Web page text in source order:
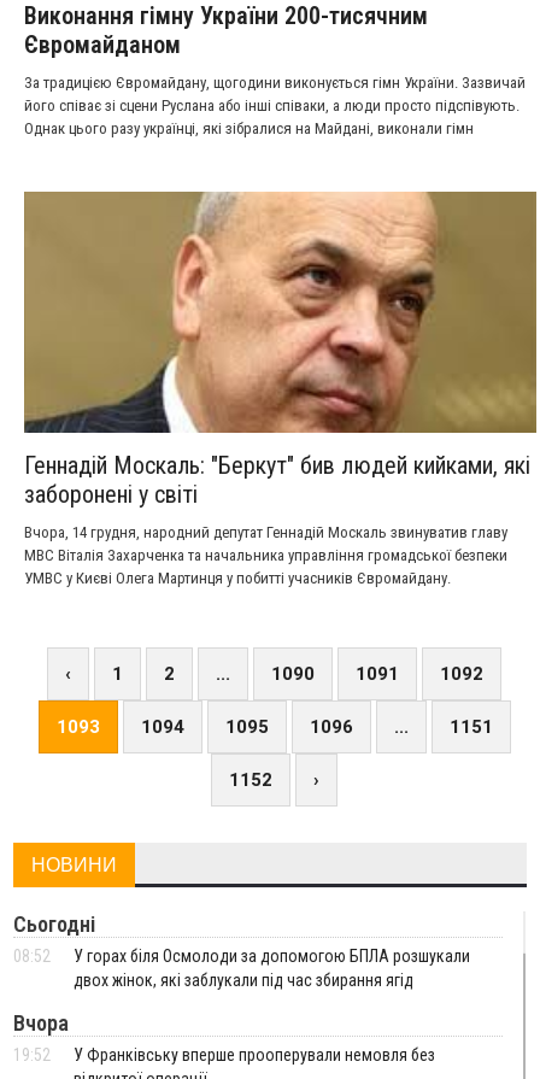
Виконання гімну України 200-тисячним
Євромайданом
За традицією Євромайдану, щогодини виконується гімн України. Зазвичай
його співає зі сцени Руслана або інші співаки, а люди просто підспівують.
Однак цього разу українці, які зібралися на Майдані, виконали гімн
Геннадій Москаль: "Беркут" бив людей кийками, які
заборонені у світі
Вчора, 14 грудня, народний депутат Геннадій Москаль звинуватив главу
МВС Віталія Захарченка та начальника управління громадської безпеки
УМВС у Києві Олега Мартинця у побитті учасників Євромайдану.
‹ 1 2 ... 1090 1091 1092
1093 1094 1095 1096 ... 1151
1152 ›
НОВИНИ
Сьогодні
08:52
У горах біля Осмолоди за допомогою БПЛА розшукали
двох жінок, які заблукали під час збирання ягід
Вчора
19:52
У Франківську вперше прооперували немовля без